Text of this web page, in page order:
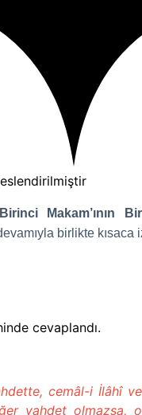
Makam’ının
birlikte
cevaplandı.
cemâl-i İlâhî
vahdet olmazsa,